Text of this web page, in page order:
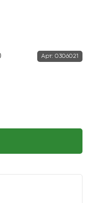
Арт: 0306021